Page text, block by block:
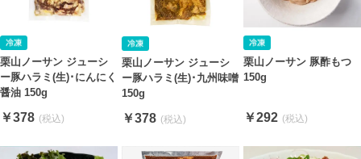
栗山ノーサン ジューシ
ー豚ハラミ(生)･にんにく
醤油 150g
￥378
栗山ノーサン ジューシ
ー豚ハラミ(生)･九州味噌
150g
￥378
栗山ノーサン 豚酢もつ
150g
￥292